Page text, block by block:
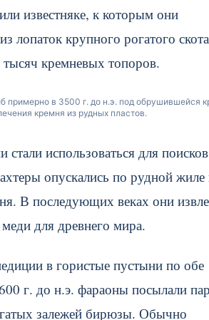
известняке, к которым они
лопаток крупного рогатого
кремневых топоров.
примерно в 3500 г. до н.э. под обрушившейся
кремня из рудных пластов.
стали использоваться для поисков
опускались по рудной жиле
В последующих веках они
для древнего мира.
в гористые пустыни по обе
г. до н.э. фараоны посылали
залежей бирюзы. Обычно